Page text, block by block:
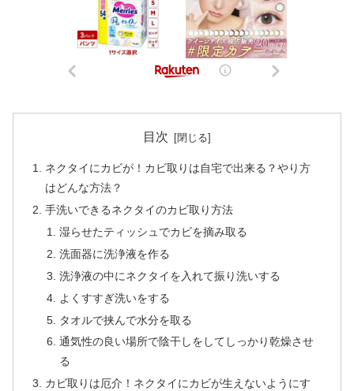
目次
ネクタイにカビが！カビ取りは自宅で出来る？やり方
はどんな方法？
手洗いできるネクタイのカビ取り方法
湿らせたティッシュでカビを摘み取る
洗面器に洗浄液を作る
洗浄液の中にネクタイを入れて振り洗いする
よくすすぎ洗いをする
タオルで挟んで水分を取る
通気性の良い場所で陰干しをしてしっかり乾燥させ
る
カビ取りは厄介！ネクタイにカビが生えないようにす